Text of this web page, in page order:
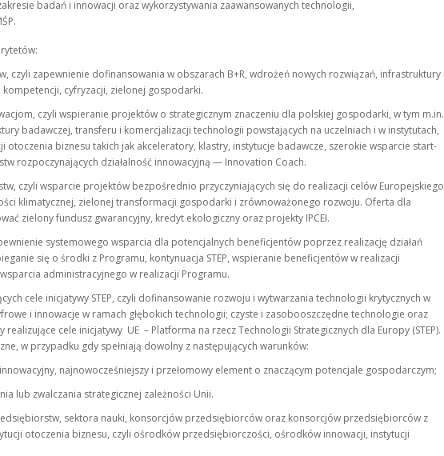
badań i innowacji oraz wykorzystywania zaawansowanych technologii,
czyli zapewnienie dofinansowania w obszarach B+R, wdrożeń nowych rozwiązań, infrastruktury
cyfryzacji, zielonej gospodarki.
czyli wspieranie projektów o strategicznym znaczeniu dla polskiej gospodarki, w tym m.in.
badawczej, transferu i komercjalizacji technologii powstających na uczelniach i w instytutach,
otoczenia biznesu takich jak akceleratory, klastry, instytucje badawcze, szerokie wsparcie start-
rozpoczynających działalność innowacyjną — Innovation Coach.
czyli wsparcie projektów bezpośrednio przyczyniających się do realizacji celów Europejskiego
klimatycznej, zielonej transformacji gospodarki i zrównoważonego rozwoju. Oferta dla
zielony fundusz gwarancyjny, kredyt ekologiczny oraz projekty IPCEI.
systemowego wsparcia dla potencjalnych beneficjentów poprzez realizację działań
się o środki z Programu, kontynuacja STEP, wspieranie beneficjentów w realizacji
administracyjnego w realizacji Programu.
cele inicjatywy STEP, czyli dofinansowanie rozwoju i wytwarzania technologii krytycznych w
i innowacje w ramach głębokich technologii; czyste i zasobooszczędne technologie oraz
cele inicjatywy UE – Platforma na rzecz Technologii Strategicznych dla Europy (STEP).
w przypadku gdy spełniają dowolny z następujących warunków:
najnowocześniejszy i przełomowy element o znaczącym potencjale gospodarczym;
lub zwalczania strategicznej zależności Unii.
sektora nauki, konsorcjów przedsiębiorców oraz konsorcjów przedsiębiorców z
otoczenia biznesu, czyli ośrodków przedsiębiorczości, ośrodków innowacji, instytucji